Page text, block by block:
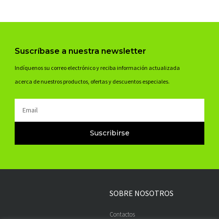
Suscríbase a nuestra newsletter
Indíquenos su correo electrónico y reciba información actualizada
acerca de nuestros productos, ofertas y descuentos especiales.
Suscribirse
SOBRE NOSOTROS
Contactos